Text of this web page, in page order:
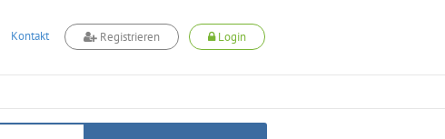
Kontakt Registrieren Login